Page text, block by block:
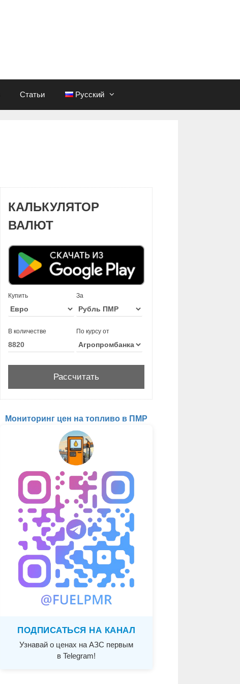
Статьи Русский
КАЛЬКУЛЯТОР
ВАЛЮТ
Купить За
В количестве По курсу от
Мониторинг цен на топливо в ПМР
ПОДПИСАТЬСЯ НА КАНАЛ
Узнавай о ценах на АЗС первым
в Telegram!